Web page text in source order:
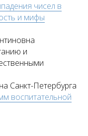
чисел в
и мифы
и
Санкт-Петербурга
воспитательной